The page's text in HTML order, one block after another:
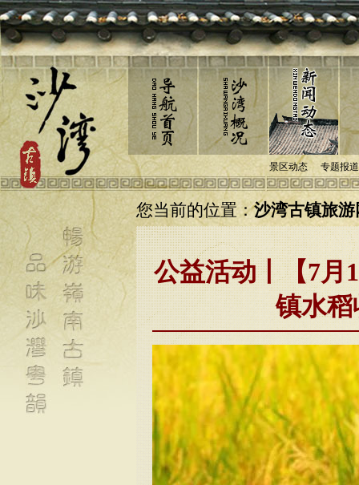
景区动态 专题报道
您当前的位置：沙湾古镇旅
公益活动丨【7月
镇水